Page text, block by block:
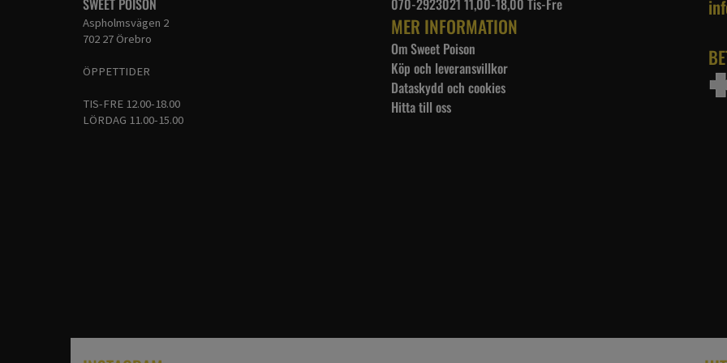
SWEET POISON
Aspholmsvägen 2
702 27 Örebro
ÖPPETTIDER
TIS-FRE 12.00-18.00
LÖRDAG 11.00-15.00
070-2923021 11,00-18,00 Tis-Fre
MER INFORMATION
Om Sweet Poison
Köp och leveransvillkor
Dataskydd och cookies
Hitta till oss